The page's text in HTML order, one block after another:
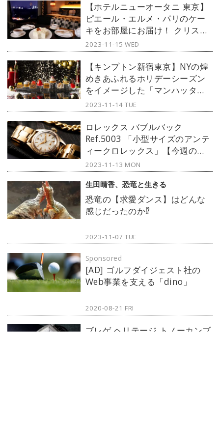
【ホテルニューオータニ 東京】
ピエール・エルメ・パリのケー
キをお部屋にお届け！ クリスマ
ス限定プラン「Sweet
Christmas」で最高のひととき
を
2023-11-15 WED
【キンプトン新宿東京】NYの煌
めきあふれるホリデーシーズン
をイメージした「マンハッタン
ライツ・クリスマスアフタヌー
ンティー」が開催
2023-11-14 TUE
ロレックス バブルバック
Ref.5003 「小型サイズのアンテ
ィークロレックス」【今週の逸
本 Vol.224】
2023-11-13 MON
恐竜の【求愛ダンス】はどんな
感じだったのか⁉︎
2023-11-07 TUE
生田晴香、恐竜と生きる
[AD] ゴルフダイジェスト社の
Web事業を支える「dino」
Sponsored
2020-08-21 FRI
ブレゲ ヘリテージ トノーカンブ